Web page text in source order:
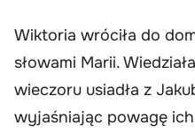
Wiktoria wróciła do
słowami Marii.
wieczoru usiadła z
wyjaśniając powagę